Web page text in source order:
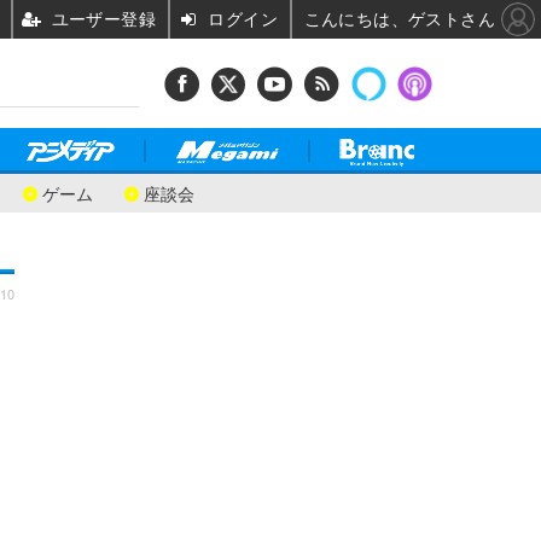
ゲーム 座談会
ユーザー登録 ログイン こんにちは、ゲストさん